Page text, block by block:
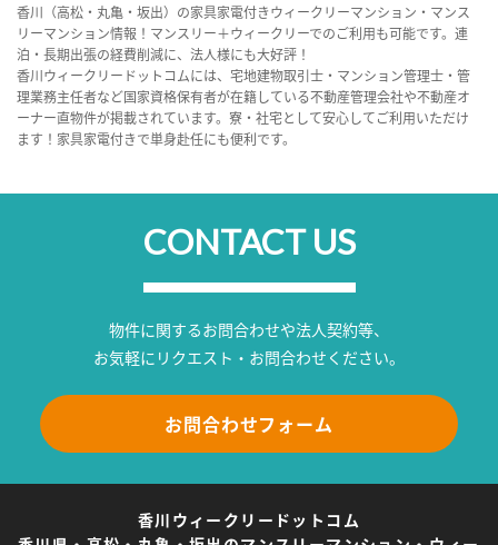
香川（高松・丸亀・坂出）の家具家電付きウィークリーマンション・マンス
リーマンション情報！マンスリー＋ウィークリーでのご利用も可能です。連
泊・長期出張の経費削減に、法人様にも大好評！
香川ウィークリードットコムには、宅地建物取引士・マンション管理士・管
理業務主任者など国家資格保有者が在籍している不動産管理会社や不動産オ
ーナー直物件が掲載されています。寮・社宅として安心してご利用いただけ
ます！家具家電付きで単身赴任にも便利です。
CONTACT US
物件に関するお問合わせや法人契約等、
お気軽にリクエスト・お問合わせください。
お問合わせフォーム
香川ウィークリードットコム